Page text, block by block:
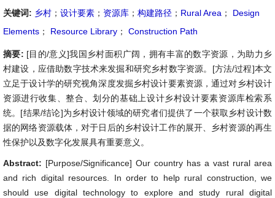
关键词: 乡村 ； 设计要素 ； 资源库 ； 构建路径 ； Rural Area ；
Design
Elements ； Resource Library ； Construction Path
摘要: [目的/意义]我国乡村面积广阔，拥有丰富的数字资源，为助力乡
村建设，应借助数字技术来发掘和研究乡村数字资源。[方法/过程]本文
立足于设计学的研究视角深度发掘乡村设计要素资源，通过对乡村设计
资源进行收集、整合、划分的基础上设计乡村设计要素资源库检索系
统。[结果/结论]为乡村设计领域的研究者们提供了一个获取乡村设计数
据的网络资源载体，对于日后的乡村设计工作的展开、乡村资源的再生
性保护以及数字化发展具有重要意义。
Abstract: [Purpose/Significance] Our country has a vast rural area
and rich digital resources. In order to help rural construction, we
should use digital technology to explore and study rural digital